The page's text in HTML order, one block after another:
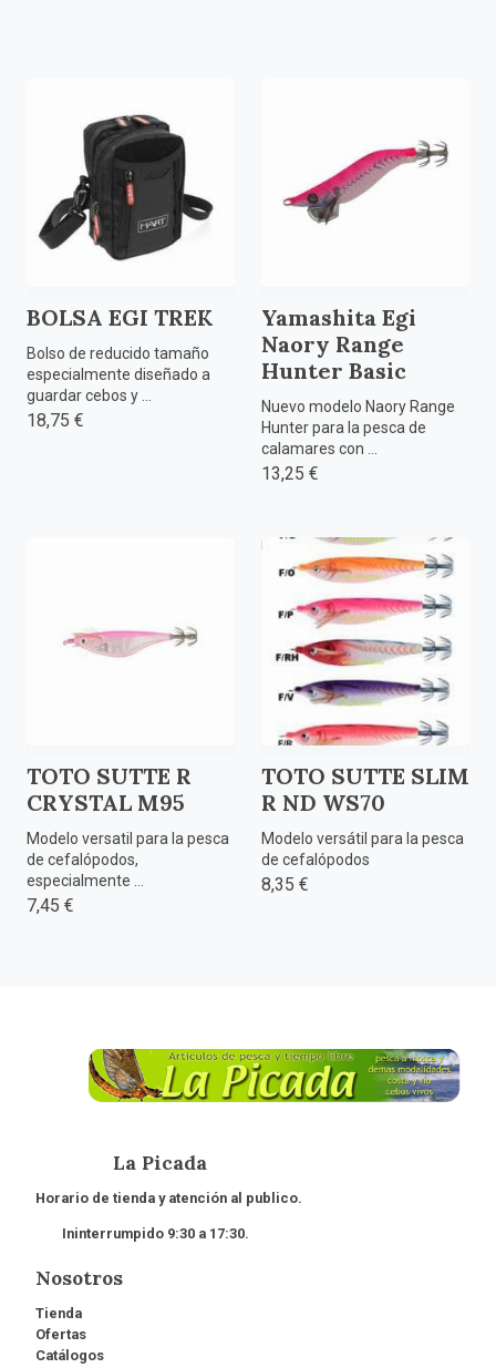
BOLSA EGI TREK
Bolso de reducido tamaño
especialmente diseñado a
guardar cebos y ...
18,75 €
Yamashita Egi
Naory Range
Hunter Basic
Nuevo modelo Naory Range
Hunter para la pesca de
calamares con ...
13,25 €
TOTO SUTTE R
CRYSTAL M95
Modelo versatil para la pesca
de cefalópodos,
especialmente ...
7,45 €
TOTO SUTTE SLIM
R ND WS70
Modelo versátil para la pesca
de cefalópodos
8,35 €
La Picada
Horario de tienda y atención al publico.
Ininterrumpido 9:30 a 17:30.
Nosotros
Tienda
Ofertas
Catálogos